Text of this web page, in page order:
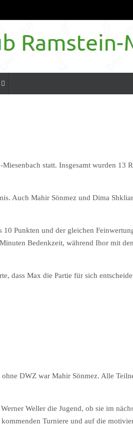
statt. Insgesamt wurden 13
Auch Mahir Sönmez und Dima
Punkten und der gleichen
Bedenkzeit, während Ihor mit
dass Max die Partie für sich
DWZ war Mahir Sönmez. Alle
Weller die Jugend, ob sie im
Turniere und auf die